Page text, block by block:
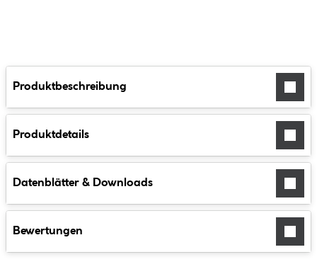
Produktbeschreibung
Produktdetails
Datenblätter & Downloads
Bewertungen